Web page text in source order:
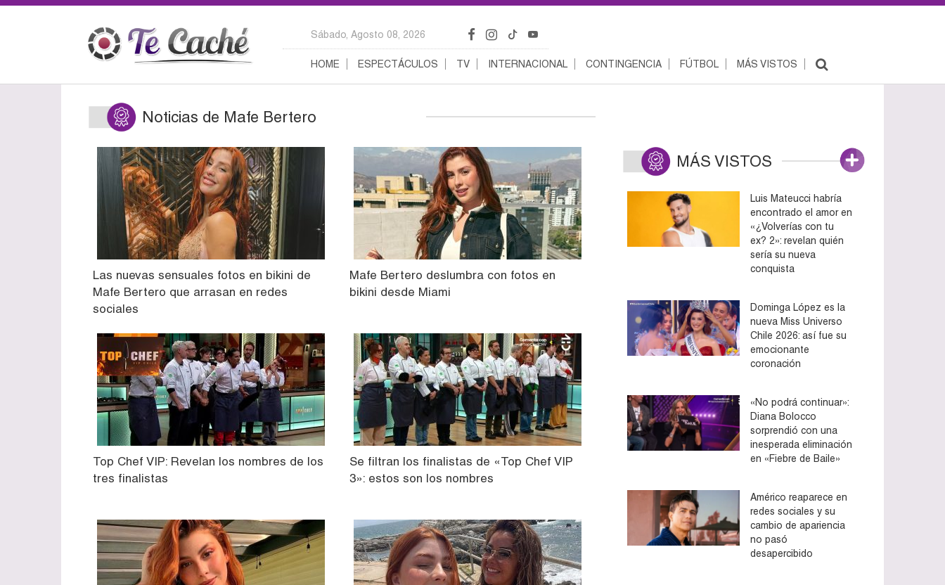
Sábado, Agosto 08, 2026
HOME ESPECTÁCULOS TV INTERNACIONAL CONTINGENCIA FÚTBOL MÁS VISTOS
Noticias de Mafe Bertero
Las nuevas sensuales fotos en bikini de
Mafe Bertero que arrasan en redes
sociales
Mafe Bertero deslumbra con fotos en
bikini desde Miami
Top Chef VIP: Revelan los nombres de los
tres finalistas
Se filtran los finalistas de «Top Chef VIP
3»: estos son los nombres
MÁS VISTOS
Luis Mateucci habría
encontrado el amor en
«¿Volverías con tu
ex? 2»: revelan quién
sería su nueva
conquista
Dominga López es la
nueva Miss Universo
Chile 2026: así fue su
emocionante
coronación
«No podrá continuar»:
Diana Bolocco
sorprendió con una
inesperada eliminación
en «Fiebre de Baile»
Américo reaparece en
redes sociales y su
cambio de apariencia
no pasó
desapercibido